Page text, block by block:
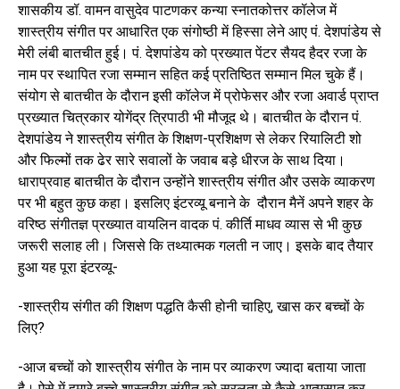
शासकीय डॉ. वामन वासुदेव पाटणकर कन्या स्नातकोत्तर कॉलेज में
शास्त्रीय संगीत पर आधारित एक संगोष्ठी में हिस्सा लेने आए पं. देशपांडेय से
मेरी लंबी बातचीत हुई। पं. देशपांडेय को प्रख्यात पेंटर सैयद हैदर रजा के
नाम पर स्थापित रजा सम्मान सहित कई प्रतिष्ठित सम्मान मिल चुके हैं।
संयोग से बातचीत के दौरान इसी कॉलेज में प्रोफेसर और रजा अवार्ड प्राप्त
प्रख्यात चित्रकार योगेंद्र त्रिपाठी भी मौजूद थे। बातचीत के दौरान पं.
देशपांडेय ने शास्त्रीय संगीत के शिक्षण-प्रशिक्षण से लेकर रियालिटी शो
और फिल्मों तक ढेर सारे सवालों के जवाब बड़े धीरज के साथ दिया।
धाराप्रवाह बातचीत के दौरान उन्होंने शास्त्रीय संगीत और उसके व्याकरण
पर भी बहुत कुछ कहा। इसलिए इंटरव्यू बनाने के दौरान मैनें अपने शहर के
वरिष्ठ संगीतज्ञ प्रख्यात वायलिन वादक पं. कीर्ति माधव व्यास से भी कुछ
जरूरी सलाह ली। जिससे कि तथ्यात्मक गलती न जाए। इसके बाद तैयार
हुआ यह पूरा इंटरव्यू-
-शास्त्रीय संगीत की शिक्षण पद्धति कैसी होनी चाहिए, खास कर बच्चों के
लिए?
-आज बच्चों को शास्त्रीय संगीत के नाम पर व्याकरण ज्यादा बताया जाता